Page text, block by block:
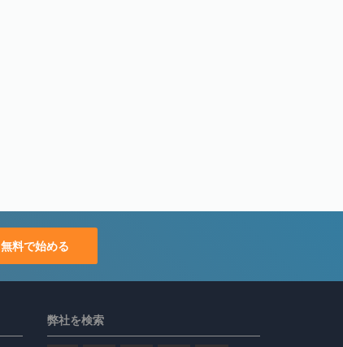
無料で始める
弊社を検索